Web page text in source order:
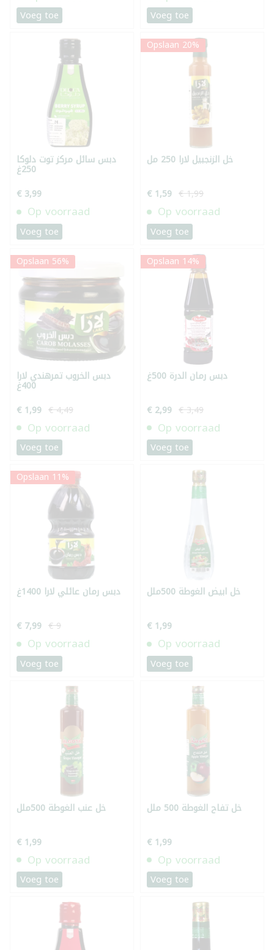
Voeg toe Voeg toe
دبس سائل مركز توت دلوكا
250غ
€ 3,99
Op voorraad
Voeg toe
Opslaan 20%
خل الزنجبيل لارا 250 مل
€ 1,59 € 1,99
Op voorraad
Voeg toe
Opslaan 56%
دبس الخروب تمرهندي لارا
400غ
€ 1,99 € 4,49
Op voorraad
Voeg toe
Opslaan 14%
دبس رمان الدرة 500غ
€ 2,99 € 3,49
Op voorraad
Voeg toe
Opslaan 11%
دبس رمان عائلي لارا 1400غ
€ 7,99 € 9
Op voorraad
Voeg toe
خل ابيض الغوطة 500ملل
€ 1,99
Op voorraad
Voeg toe
خل عنب الغوطة 500ملل
€ 1,99
Op voorraad
Voeg toe
خل تفاح الغوطة 500 ملل
€ 1,99
Op voorraad
Voeg toe